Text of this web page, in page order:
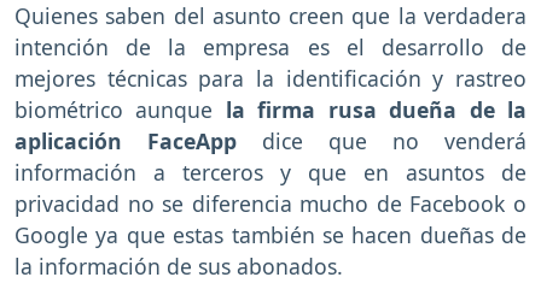
Quienes saben del asunto creen que la verdadera
intención de la empresa es el desarrollo de
mejores técnicas para la identificación y rastreo
biométrico aunque la firma rusa dueña de la
aplicación FaceApp dice que no venderá
información a terceros y que en asuntos de
privacidad no se diferencia mucho de Facebook o
Google ya que estas también se hacen dueñas de
la información de sus abonados.